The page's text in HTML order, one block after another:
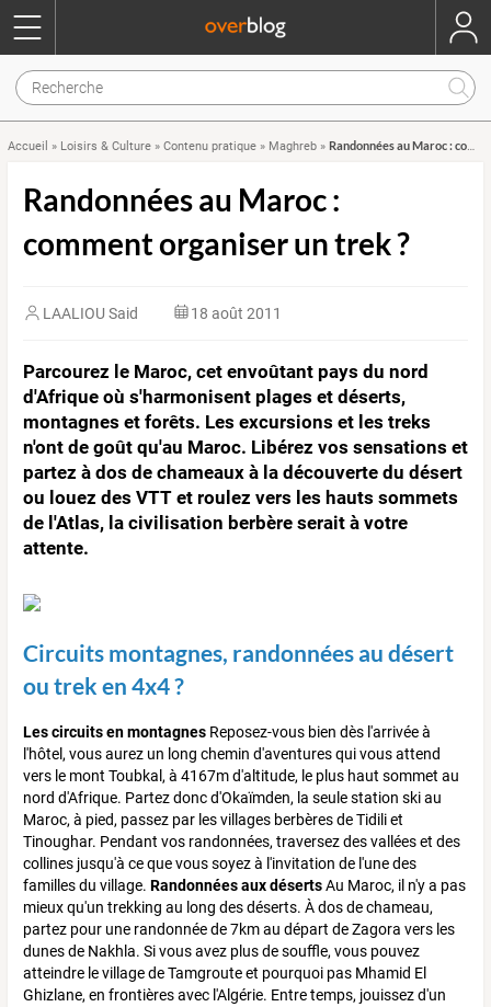
Accueil » Loisirs & Culture » Contenu pratique » Maghreb » Randonnées au Maroc : comment organiser un trek ?
Randonnées au Maroc :
comment organiser un trek ?
LAALIOU Said 18 août 2011
Parcourez le Maroc, cet envoûtant pays du nord
d'Afrique où s'harmonisent plages et déserts,
montagnes et forêts. Les excursions et les treks
n'ont de goût qu'au Maroc. Libérez vos sensations et
partez à dos de chameaux à la découverte du désert
ou louez des VTT et roulez vers les hauts sommets
de l'Atlas, la civilisation berbère serait à votre
attente.
Circuits montagnes, randonnées au désert
ou trek en 4x4 ?
Les circuits en montagnes Reposez-vous bien dès l'arrivée à
l'hôtel, vous aurez un long chemin d'aventures qui vous attend
vers le mont Toubkal, à 4167m d'altitude, le plus haut sommet au
nord d'Afrique. Partez donc d'Okaïmden, la seule station ski au
Maroc, à pied, passez par les villages berbères de Tidili et
Tinoughar. Pendant vos randonnées, traversez des vallées et des
collines jusqu'à ce que vous soyez à l'invitation de l'une des
familles du village. Randonnées aux désertsAu Maroc, il n'y a pas
mieux qu'un trekking au long des déserts. À dos de chameau,
partez pour une randonnée de 7km au départ de Zagora vers les
dunes de Nakhla. Si vous avez plus de souffle, vous pouvez
atteindre le village de Tamgroute et pourquoi pas Mhamid El
Ghizlane, en frontières avec l'Algérie. Entre temps, jouissez d'un